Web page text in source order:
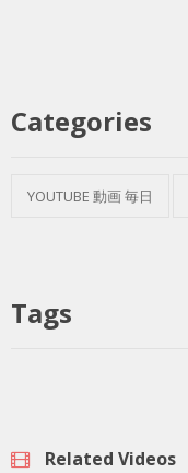
Categories
YOUTUBE 動画 毎日
Tags
Related Videos